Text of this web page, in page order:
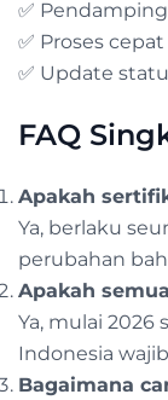
✅
✅ Proses
✅ Update
FAQ
Apakah
Ya, berlaku
perubahan
Apakah
Ya, mulai
Indonesia
Bagaimana